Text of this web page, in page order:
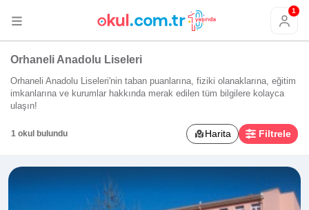
1
Orhaneli Anadolu Liseleri
Orhaneli Anadolu Liseleri'nin taban puanlarına, fiziki olanaklarına, eğitim
imkanlarına ve kurumlar hakkında merak edilen tüm bilgilere kolayca
ulaşın!
1 okul bulundu Harita Filtrele